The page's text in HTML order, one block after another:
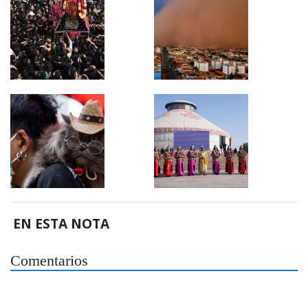
EN ESTA NOTA
Comentarios